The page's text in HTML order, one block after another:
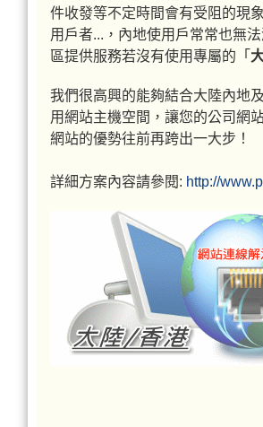
件收發等不定時間會有受阻的現
用戶者...，內地使用戶常常也無
區提供服務若沒有使用專屬的「
我們很高興的能夠結合大陸內地
用網站主機空間，讓您的公司網
網站的優勢往前再跨出一大步！
詳細方案內容請參閱: http://